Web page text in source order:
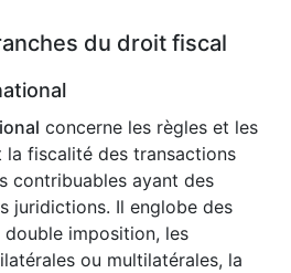
du droit fiscal
concerne les règles et les
la fiscalité des transactions
contribuables ayant des
juridictions. Il englobe des
imposition, les
ou multilatérales, la